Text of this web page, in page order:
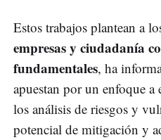
Estos trabajos plantean a
empresas y ciudadanía
fundamentales, ha
apuestan por un enfoque a
los análisis de riesgos y
potencial de mitigación y